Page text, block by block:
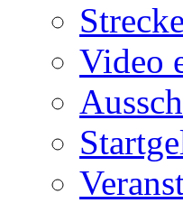
Strecke
Video